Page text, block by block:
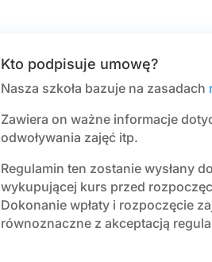
Kto podpisuje umowę?
Nasza szkoła bazuje na zasadach
Zawiera on ważne informacje
odwoływania zajęć itp.
Regulamin ten zostanie wysłany
wykupującej kurs przed
Dokonanie wpłaty i rozpoczęcie
równoznaczne z akceptacją